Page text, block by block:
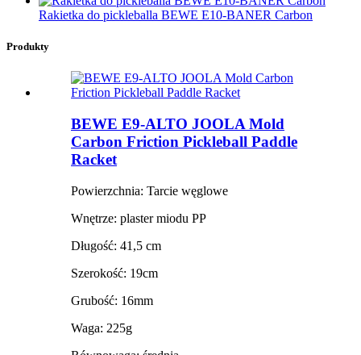
Rakietka do pickleballa BEWE E10-BANER Carbon
Produkty
BEWE E9-ALTO JOOLA Mold
Carbon Friction Pickleball Paddle
Racket
Powierzchnia: Tarcie węglowe
Wnętrze: plaster miodu PP
Długość: 41,5 cm
Szerokość: 19cm
Grubość: 16mm
Waga: 225g